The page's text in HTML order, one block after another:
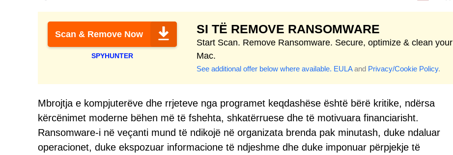
Scan & Remove Now
SPYHUNTER
SI TË REMOVE RANSOMWARE
Start Scan. Remove Ransomware. Secure, optimize & clean your
Mac.
See additional offer below where available. EULAand Privacy/Cookie Policy.
Mbrojtja e kompjuterëve dhe rrjeteve nga programet keqdashëse është bërë kritike, ndërsa
kërcënimet moderne bëhen më të fshehta, shkatërruese dhe të motivuara financiarisht.
Ransomware-i në veçanti mund të ndikojë në organizata brenda pak minutash, duke ndaluar
operacionet, duke ekspozuar informacione të ndjeshme dhe duke imponuar përpjekje të